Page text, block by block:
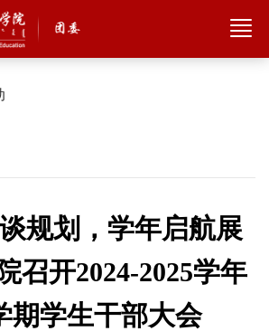
规划，学年启航展
召开2024-2025学年
期学生干部大会